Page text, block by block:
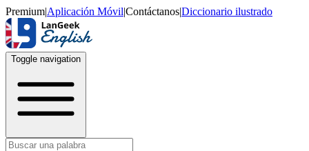
Premium|Aplicación Móvil|Contáctanos|Diccionario ilustrado
Toggle navigation